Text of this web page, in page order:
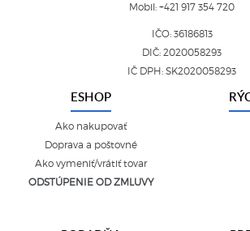
Mobil: +421 917 354 720
IČO: 36186813
DIČ: 2020058293
IČ DPH: SK2020058293
ESHOP
Ako nakupovať
Doprava a poštovné
Ako vymeniť/vrátiť tovar
ODSTÚPENIE OD ZMLUVY